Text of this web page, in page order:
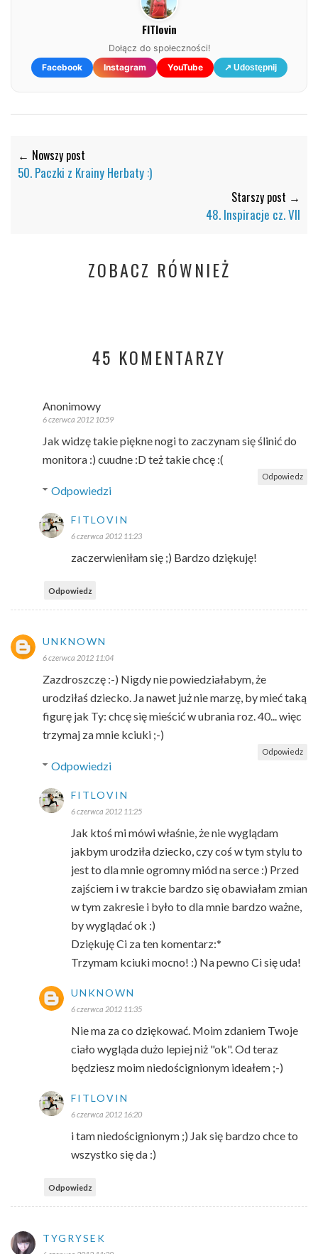
FITlovin
Dołącz do społeczności!
Facebook
Instagram YouTube ↗ Udostępnij
← Nowszy post
50. Paczki z Krainy Herbaty :)
Starszy post →
48. Inspiracje cz. VII
ZOBACZ RÓWNIEŻ
45 KOMENTARZY
Anonimowy
6 czerwca 2012 10:59
Jak widzę takie piękne nogi to zaczynam się ślinić do
monitora :) cuudne :D też takie chcę :(
Odpowiedz
Odpowiedzi
FITLOVIN
6 czerwca 2012 11:23
zaczerwieniłam się ;) Bardzo dziękuję!
Odpowiedz
UNKNOWN
6 czerwca 2012 11:04
Zazdroszczę :-) Nigdy nie powiedziałabym, że
urodziłaś dziecko. Ja nawet już nie marzę, by mieć taką
figurę jak Ty: chcę się mieścić w ubrania roz. 40... więc
trzymaj za mnie kciuki ;-)
Odpowiedz
Odpowiedzi
FITLOVIN
6 czerwca 2012 11:25
Jak ktoś mi mówi właśnie, że nie wyglądam
jakbym urodziła dziecko, czy coś w tym stylu to
jest to dla mnie ogromny miód na serce :) Przed
zajściem i w trakcie bardzo się obawiałam zmian
w tym zakresie i było to dla mnie bardzo ważne,
by wyglądać ok :)
Dziękuję Ci za ten komentarz:*
Trzymam kciuki mocno! :) Na pewno Ci się uda!
UNKNOWN
6 czerwca 2012 11:35
Nie ma za co dziękować. Moim zdaniem Twoje
ciało wygląda dużo lepiej niż "ok". Od teraz
będziesz moim niedoścignionym ideałem ;-)
FITLOVIN
6 czerwca 2012 16:20
i tam niedoścignionym ;) Jak się bardzo chce to
wszystko się da :)
Odpowiedz
TYGRYSEK